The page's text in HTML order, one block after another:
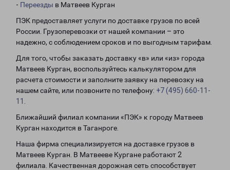
- Переезды в Матвеев Курган
ПЭК предоставляет услуги по доставке грузов по всей
России. Грузоперевозки от нашей компании – это
надежно, с соблюдением сроков и по выгодным тарифам.
Для того, чтобы заказать доставку «в» или «из» города
Матвеев Курган, воспользуйтесь калькулятором для
расчета стоимости и заполните заявку на перевозку на
нашем сайте, или позвоните по телефону: +7 (495) 660-11-
11
Ближайший филиал компании «ПЭК» к городу Матвеев
Курган находится в Таганроге.
Наша фирма специализируется на доставке грузов в
Матвеев Курган. В Матвееве Кургане работают 2
филиала. Качественная дорожная сеть способствует